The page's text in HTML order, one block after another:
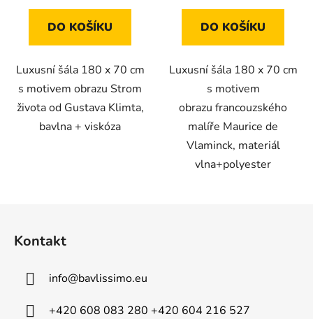
DO KOŠÍKU
Luxusní šála 180 x 70 cm
s motivem obrazu Strom
života od Gustava Klimta,
bavlna + viskóza
DO KOŠÍKU
Luxusní šála 180 x 70 cm
s motivem
obrazu francouzského
malíře Maurice de
Vlaminck, materiál
vlna+polyester
Kontakt
info@bavlissimo.eu
+420 608 083 280 +420 604 216 527